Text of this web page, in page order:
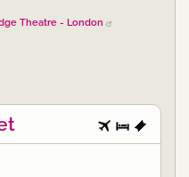
Theatre - London